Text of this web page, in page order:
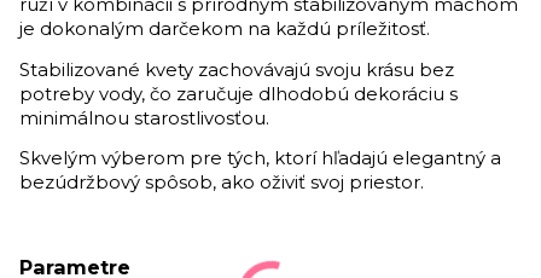
ruží v kombinácii s prírodným stabilizovaným machom
je dokonalým darčekom na každú príležitosť.
Stabilizované kvety zachovávajú svoju krásu bez
potreby vody, čo zaručuje dlhodobú dekoráciu s
minimálnou starostlivosťou.
Skvelým výberom pre tých, ktorí hľadajú elegantný a
bezúdržbový spôsob, ako oživiť svoj priestor.
Parametre